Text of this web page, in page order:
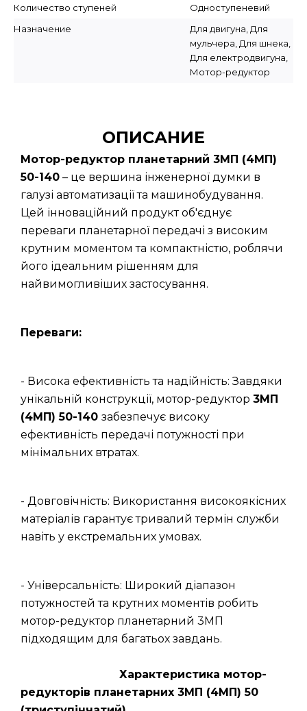
Количество ступеней
Одноступеневий
Назначение
Для двигуна, Для
мульчера, Для шнека,
Для електродвигуна,
Мотор-редуктор
ОПИСАНИЕ
Мотор-редуктор планетарний 3МП (4МП)
50-140 – це вершина інженерної думки в
галузі автоматизації та машинобудування.
Цей інноваційний продукт об'єднує
переваги планетарної передачі з високим
крутним моментом та компактністю, роблячи
його ідеальним рішенням для
найвимогливіших застосування.
Переваги:
- Висока ефективність та надійність: Завдяки
унікальній конструкції, мотор-редуктор 3МП
(4МП) 50-140 забезпечує високу
ефективність передачі потужності при
мінімальних втратах.
- Довговічність: Використання високоякісних
матеріалів гарантує тривалий термін служби
навіть у екстремальних умовах.
- Універсальність: Широкий діапазон
потужностей та крутних моментів робить
мотор-редуктор планетарний 3МП
підходящим для багатьох завдань.
Характеристика мотор-
редукторів планетарних 3МП (4МП) 50